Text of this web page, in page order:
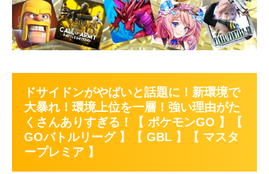
ドサイドンがやばいと話題に！新環境で
大暴れ！環境上位を一層！強い理由がた
くさんありすぎる！【 ポケモンGO 】【
GOバトルリーグ 】【 GBL 】【 マスタ
ープレミア 】